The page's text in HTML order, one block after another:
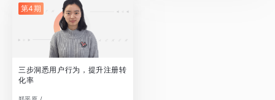
第4期
三步洞悉用户行为，提升注册转
化率